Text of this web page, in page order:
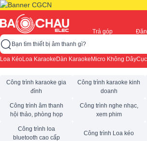
Trả góp
Bạn tìm thiết bị âm thanh gì?
Loa KéoLoa Karaoke Dàn Karaoke Micro Không Dây
Công trình karaoke gia
đình
Công trình karaoke kinh
doanh
Công trình âm thanh
hội thảo, phòng họp
Công trình nghe nhạc,
xem phim
Công trình loa
bluetooth cao cấp
Công trình Loa kéo